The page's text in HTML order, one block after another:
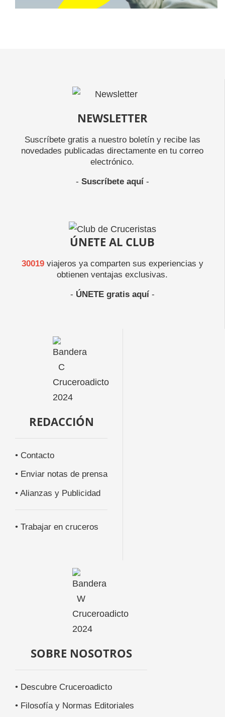
NEWSLETTER
Suscríbete gratis a nuestro boletín y recibe las
novedades publicadas directamente en tu correo
electrónico.
- Suscríbete aquí-
ÚNETE AL CLUB
30019viajeros ya comparten sus experiencias y
obtienen ventajas exclusivas.
- ÚNETE gratis aquí-
REDACCIÓN
• Contacto
• Enviar notas de prensa
• Alianzas y Publicidad
• Trabajar en cruceros
SOBRE NOSOTROS
• Descubre Cruceroadicto
• Filosofía y Normas Editoriales